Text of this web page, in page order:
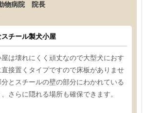
物病院 院長
チール製犬小屋
は壊れにくく頑丈なので大型犬におす
接置くタイプですので床板がありませ
とスチールの壁の部分にわかれている
さらに隠れる場所も確保できます。